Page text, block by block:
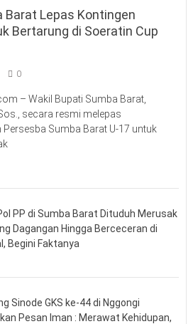
Barat Lepas Kontingen
Bertarung di Soeratin Cup
0
– Wakil Bupati Sumba Barat,
secara resmi melepas
Sumba Barat U-17 untuk
PP di Sumba Barat Dituduh Merusak
Dagangan Hingga Berceceran di
Begini Faktanya
Sinode GKS ke-44 di Nggongi
Pesan Iman : Merawat Kehidupan,